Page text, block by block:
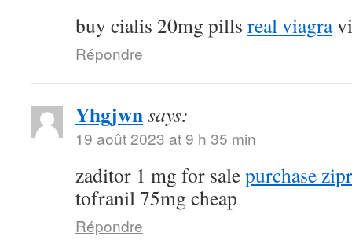
buy cialis 20mg pills real viagra
Répondre
Yhgjwnsays:
19 août 2023 at 9 h 35 min
zaditor 1 mg for salepurchase
tofranil 75mg cheap
Répondre